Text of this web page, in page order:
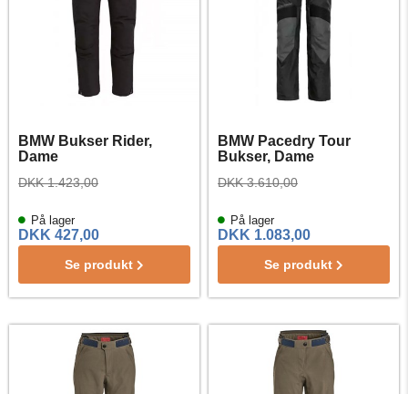
BMW Bukser Rider,
Dame
På lager
DKK 1.423,00
DKK 427,00
Se produkt
BMW Pacedry Tour
Bukser, Dame
På lager
DKK 3.610,00
DKK 1.083,00
Se produkt